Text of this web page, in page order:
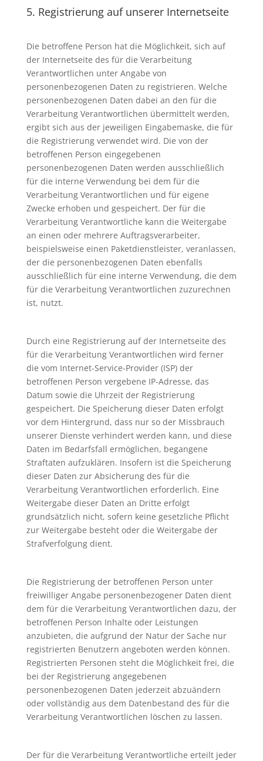
5. Registrierung auf unserer Internetseite
Die betroffene Person hat die Möglichkeit, sich auf
der Internetseite des für die Verarbeitung
Verantwortlichen unter Angabe von
personenbezogenen Daten zu registrieren. Welche
personenbezogenen Daten dabei an den für die
Verarbeitung Verantwortlichen übermittelt werden,
ergibt sich aus der jeweiligen Eingabemaske, die für
die Registrierung verwendet wird. Die von der
betroffenen Person eingegebenen
personenbezogenen Daten werden ausschließlich
für die interne Verwendung bei dem für die
Verarbeitung Verantwortlichen und für eigene
Zwecke erhoben und gespeichert. Der für die
Verarbeitung Verantwortliche kann die Weitergabe
an einen oder mehrere Auftragsverarbeiter,
beispielsweise einen Paketdienstleister, veranlassen,
der die personenbezogenen Daten ebenfalls
ausschließlich für eine interne Verwendung, die dem
für die Verarbeitung Verantwortlichen zuzurechnen
ist, nutzt.
Durch eine Registrierung auf der Internetseite des
für die Verarbeitung Verantwortlichen wird ferner
die vom Internet-Service-Provider (ISP) der
betroffenen Person vergebene IP-Adresse, das
Datum sowie die Uhrzeit der Registrierung
gespeichert. Die Speicherung dieser Daten erfolgt
vor dem Hintergrund, dass nur so der Missbrauch
unserer Dienste verhindert werden kann, und diese
Daten im Bedarfsfall ermöglichen, begangene
Straftaten aufzuklären. Insofern ist die Speicherung
dieser Daten zur Absicherung des für die
Verarbeitung Verantwortlichen erforderlich. Eine
Weitergabe dieser Daten an Dritte erfolgt
grundsätzlich nicht, sofern keine gesetzliche Pflicht
zur Weitergabe besteht oder die Weitergabe der
Strafverfolgung dient.
Die Registrierung der betroffenen Person unter
freiwilliger Angabe personenbezogener Daten dient
dem für die Verarbeitung Verantwortlichen dazu, der
betroffenen Person Inhalte oder Leistungen
anzubieten, die aufgrund der Natur der Sache nur
registrierten Benutzern angeboten werden können.
Registrierten Personen steht die Möglichkeit frei, die
bei der Registrierung angegebenen
personenbezogenen Daten jederzeit abzuändern
oder vollständig aus dem Datenbestand des für die
Verarbeitung Verantwortlichen löschen zu lassen.
Der für die Verarbeitung Verantwortliche erteilt jeder